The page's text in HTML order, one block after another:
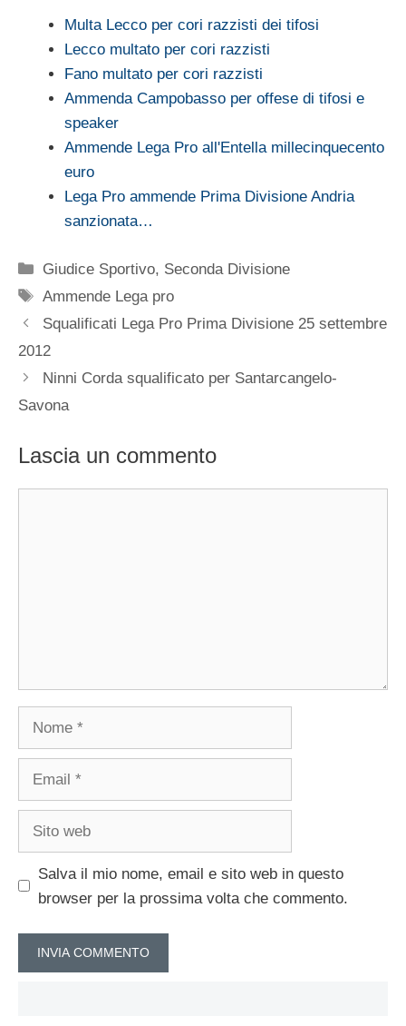
Multa Lecco per cori razzisti dei tifosi
Lecco multato per cori razzisti
Fano multato per cori razzisti
Ammenda Campobasso per offese di tifosi e
speaker
Ammende Lega Pro all'Entella millecinquecento
euro
Lega Pro ammende Prima Divisione Andria
sanzionata…
Categorie
Giudice Sportivo, Seconda Divisione
Tag
Ammende Lega pro
Squalificati Lega Pro Prima Divisione 25 settembre
2012
Ninni Corda squalificato per Santarcangelo-
Savona
Lascia un commento
Salva il mio nome, email e sito web in questo
browser per la prossima volta che commento.